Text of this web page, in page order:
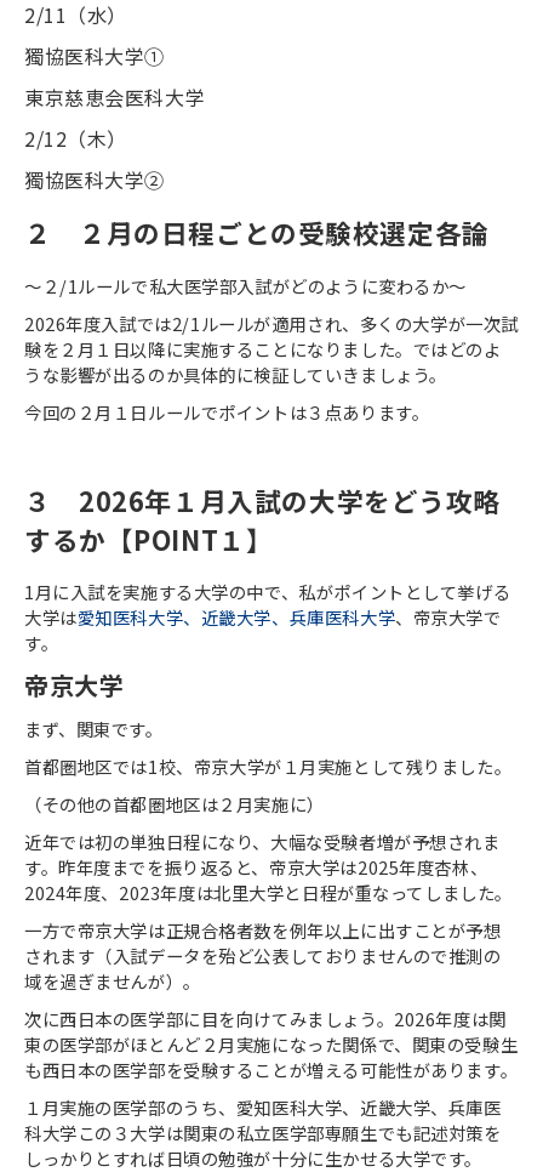
2/11 （水）
獨協医科大学①
東京慈恵会医科大学
2/12 （木）
獨協医科大学②
２ ２月の日程ごとの受験校選定各論
〜２/1ルールで私大医学部入試がどのように変わるか〜
2026年度入試では2/1 ルールが適用され、多くの大学が一次試
験を２月１日以降に実施することになりました。ではどのよ
うな影響が出るのか具体的に検証していきましょう。
今回の２月１日ルールでポイントは３点あります。
３ 2026年１月入試の大学をどう攻略
するか【POINT１】
1月に入試を実施する大学の中で、私がポイントとして挙げる
大学は愛知医科大学、近畿大学、兵庫医科大学、帝京大学で
す。
帝京大学
まず、関東です。
首都圏地区では1校、帝京大学が１月実施として残りました。
（その他の首都圏地区は２月実施に）
近年では初の単独日程になり、大幅な受験者増が予想されま
す。昨年度までを振り返ると、帝京大学は2025年度杏林、
2024年度、 2023年度は北里大学と日程が重なってしました。
一方で帝京大学は正規合格者数を例年以上に出すことが予想
されます（入試データを殆ど公表しておりませんので推測の
域を過ぎませんが）。
次に西日本の医学部に目を向けてみましょう。 2026年度は関
東の医学部がほとんど２月実施になった関係で、関東の受験生
も西日本の医学部を受験することが増える可能性があります。
１月実施の医学部のうち、愛知医科大学、近畿大学、兵庫医
科大学この３大学は関東の私立医学部専願生でも記述対策を
しっかりとすれば日頃の勉強が十分に生かせる大学です。